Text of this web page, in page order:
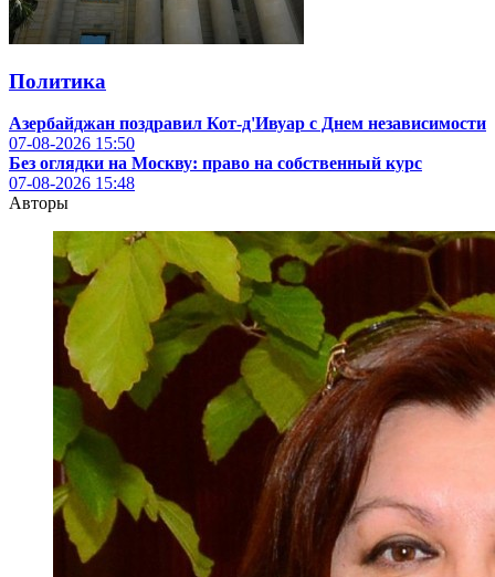
Политика
Азербайджан поздравил Кот-д'Ивуар с Днем независимости
07-08-2026 15:50
Без оглядки на Москву: право на собственный курс
07-08-2026 15:48
Авторы